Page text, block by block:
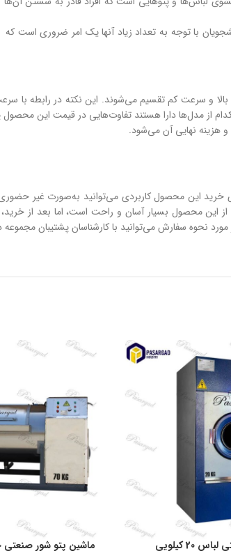
و سرعت کم تقسیم می‌شوند. این نکته در رابطه با
هزینه نهایی آن می‌شود.
این محصول کاربردی می‌توانید به‌صورت غیر حضوری
محصول بسیار آسان و راحت است، اما بعد از
نحوه سفارش می‌توانید با کارشناسان پشتیبان مجموعه
کیلویی
ماشین پتو شور صنعتی خوابیده